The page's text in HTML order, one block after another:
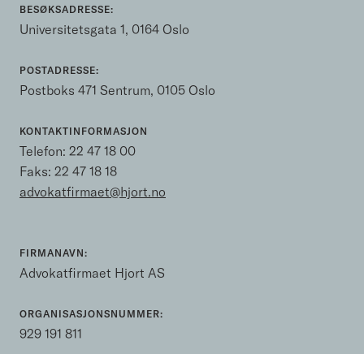
BESØKSADRESSE:
Universitetsgata 1, 0164 Oslo
POSTADRESSE:
Postboks 471 Sentrum, 0105 Oslo
KONTAKTINFORMASJON
Telefon: 22 47 18 00
Faks: 22 47 18 18
advokatfirmaet@hjort.no
FIRMANAVN:
Advokatfirmaet Hjort AS
ORGANISASJONSNUMMER:
929 191 811